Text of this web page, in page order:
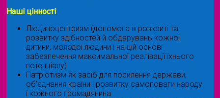
Наші цінності
Людиноцентризм (допомога в розкриті та
розвитку здібностей й обдарувань кожної
дитини, молодої людини і на цій основі
забезпечення максимальної реалізації їхнього
потенціалу)
Патріотизм як засіб для посилення держави,
об'єднання країни і розвитку самоповаги народу
і кожного громадянина